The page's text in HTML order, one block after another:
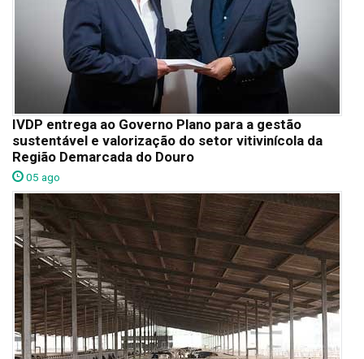
IVDP entrega ao Governo Plano para a gestão
sustentável e valorização do setor vitivinícola da
Região Demarcada do Douro
05 ago